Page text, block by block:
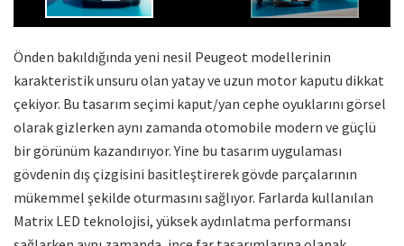
Önden bakıldığında yeni nesil Peugeot modellerinin
karakteristik unsuru olan yatay ve uzun motor kaputu dikkat
çekiyor. Bu tasarım seçimi kaput/yan cephe oyuklarını görsel
olarak gizlerken aynı zamanda otomobile modern ve güçlü
bir görünüm kazandırıyor. Yine bu tasarım uygulaması
gövdenin dış çizgisini basitleştirerek gövde parçalarının
mükemmel şekilde oturmasını sağlıyor. Farlarda kullanılan
Matrix LED teknolojisi, yüksek aydınlatma performansı